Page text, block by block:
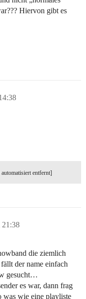
Hiervon gibt es
entfernt]
21:38
die ziemlich
der name einfach
gesucht…
es war, dann frag
was wie eine playliste